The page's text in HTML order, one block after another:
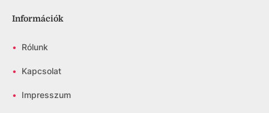
Információk
• Rólunk
• Kapcsolat
• Impresszum